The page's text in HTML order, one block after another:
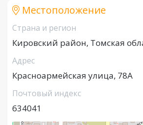
Местоположение
Страна и регион
Кировский район, Томская
Адрес
Красноармейская улица, 78А
Почтовый индекс
634041